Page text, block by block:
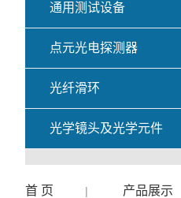
通用测试设备
点元光电探测器
光纤滑环
光学镜头及光学元件
首 页 | 产品展示